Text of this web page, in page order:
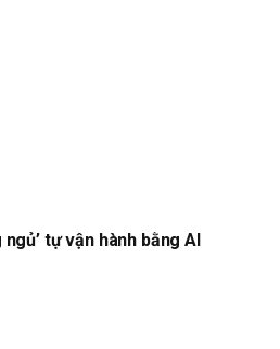
tự vận hành bằng AI